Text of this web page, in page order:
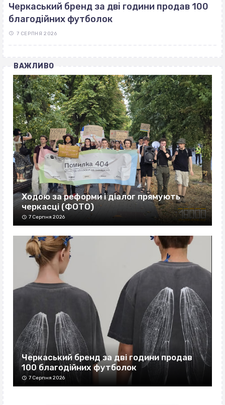
Черкаський бренд за дві години продав 100
благодійних футболок
7 СЕРПНЯ 2026
ВАЖЛИВО
Ходою за реформи і діалог прямують
черкасці (ФОТО)
7 Серпня 2026
Черкаський бренд за дві години продав
100 благодійних футболок
7 Серпня 2026